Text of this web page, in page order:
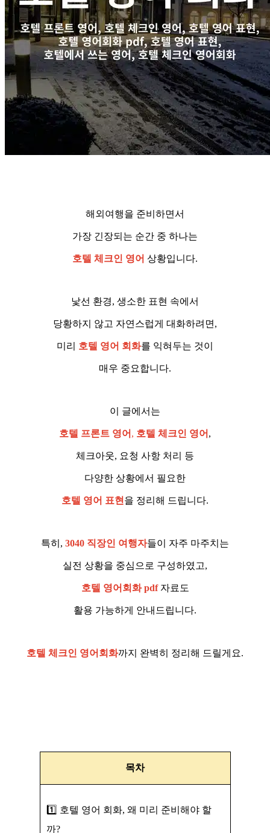
해외여행을 준비하면서
가장 긴장되는 순간 중 하나는
호텔 체크인 영어 상황입니다.
낯선 환경, 생소한 표현 속에서
당황하지 않고 자연스럽게 대화하려면,
미리 호텔 영어 회화를 익혀두는 것이
매우 중요합니다.
이 글에서는
호텔 프론트 영어 , 호텔 체크인 영어 ,
체크아웃, 요청 사항 처리 등
다양한 상황에서 필요한
호텔 영어 표현 을 정리해 드립니다.
특히, 3040 직장인 여행자들이 자주 마주치는
실전 상황을 중심으로 구성하였고,
호텔 영어회화 pdf자료도
활용 가능하게 안내드립니다.
호텔 체크인 영어회화까지 완벽히 정리해 드릴게요.
목차
1️⃣ 호텔 영어 회화, 왜 미리 준비해야 할
까?